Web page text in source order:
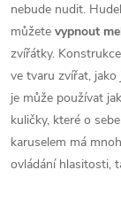
nebude nudit.
můžete vypnout
zvířátky.
ve tvaru zvířat, jako
je může používat
kuličky, které o
karuselem má
ovládání hlasitosti,